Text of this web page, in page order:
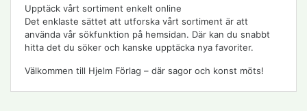
Upptäck vårt sortiment enkelt online
Det enklaste sättet att utforska vårt sortiment är att
använda vår sökfunktion på hemsidan. Där kan du snabbt
hitta det du söker och kanske upptäcka nya favoriter.
Välkommen till Hjelm Förlag – där sagor och konst möts!